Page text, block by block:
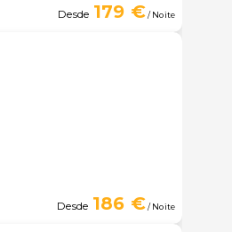
Desde 179 €/ Noite
Desde 186 €/ Noite